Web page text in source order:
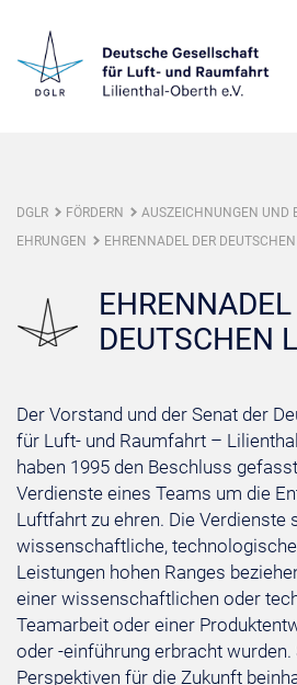
DGLR FÖRDERN AUSZEICHNUNGEN UND
EHRUNGEN
EHRENNADEL DER
DEUTSCHEN
Der Vorstand und der Senat der
für Luft- und Raumfahrt –
haben 1995 den Beschluss
Verdienste eines Teams um die
Luftfahrt zu ehren. Die Verdienste
wissenschaftliche,
Leistungen hohen Ranges
einer wissenschaftlichen oder
Teamarbeit oder einer
oder -einführung erbracht
Perspektiven für die Zukunft